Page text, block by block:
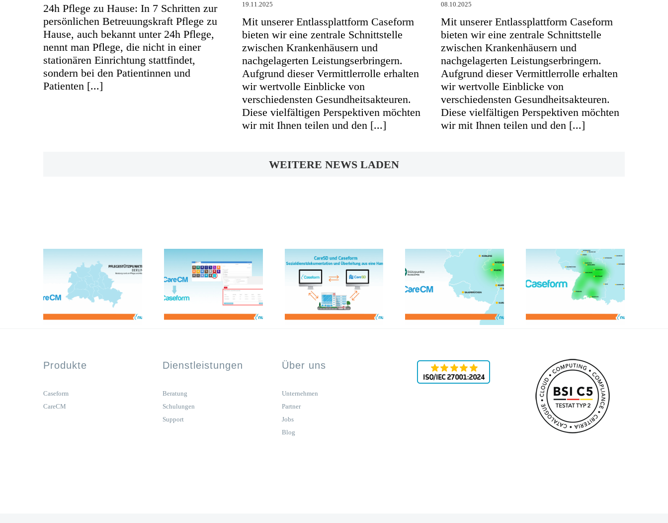
24h Pflege zu Hause: In 7 Schritten zur
persönlichen Betreuungskraft Pflege zu
Hause, auch bekannt unter 24h Pflege,
nennt man Pflege, die nicht in einer
stationären Einrichtung stattfindet,
sondern bei den Patientinnen und
Patienten [...]
19.11.2025
Mit unserer Entlassplattform Caseform
bieten wir eine zentrale Schnittstelle
zwischen Krankenhäusern und
nachgelagerten Leistungserbringern.
Aufgrund dieser Vermittlerrolle erhalten
wir wertvolle Einblicke von
verschiedensten Gesundheitsakteuren.
Diese vielfältigen Perspektiven möchten
wir mit Ihnen teilen und den [...]
08.10.2025
Mit unserer Entlassplattform Caseform
bieten wir eine zentrale Schnittstelle
zwischen Krankenhäusern und
nachgelagerten Leistungserbringern.
Aufgrund dieser Vermittlerrolle erhalten
wir wertvolle Einblicke von
verschiedensten Gesundheitsakteuren.
Diese vielfältigen Perspektiven möchten
wir mit Ihnen teilen und den [...]
WEITERE NEWS LADEN
Produkte
Caseform
CareCM
Dienstleistungen
Beratung
Schulungen
Support
Über uns
Unternehmen
Partner
Jobs
Blog